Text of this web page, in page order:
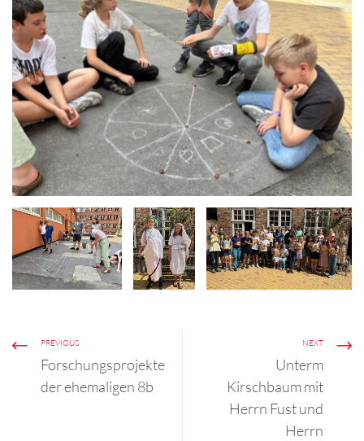
PREVIOUS
Forschungsprojekte
der ehemaligen 8b
NEXT
Unterm
Kirschbaum mit
Herrn Fust und
Herrn